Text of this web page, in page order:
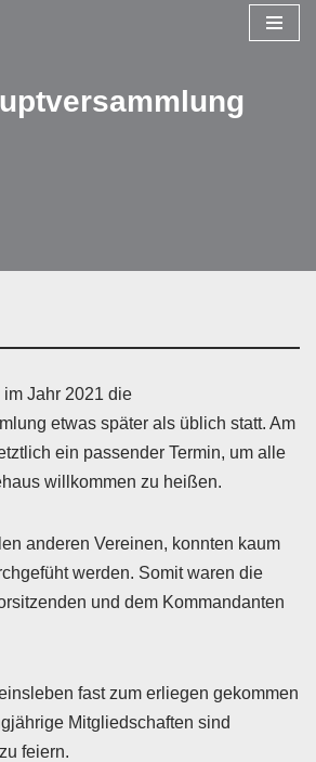
Jahr 2021 die
etwas später als üblich statt. Am
ein passender Termin, um alle
willkommen zu heißen.
anderen Vereinen, konnten kaum
werden. Somit waren die
und dem Kommandanten
fast zum erliegen gekommen
Mitgliedschaften sind
feiern.